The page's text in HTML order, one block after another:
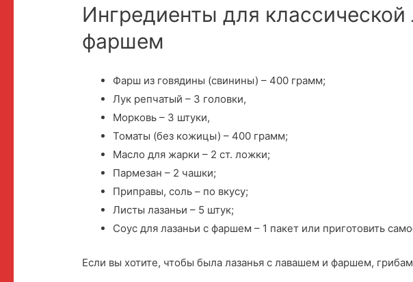
Ингредиенты для классической
фаршем
Фарш из говядины (свинины) – 400 грамм;
Лук репчатый – 3 головки,
Морковь – 3 штуки,
Томаты (без кожицы) – 400 грамм;
Масло для жарки – 2 ст. ложки;
Пармезан – 2 чашки;
Приправы, соль – по вкусу;
Листы лазаньи – 5 штук;
Соус для лазаньи с фаршем – 1 пакет или приготовить
Если вы хотите, чтобы была лазанья с лавашем и фаршем,